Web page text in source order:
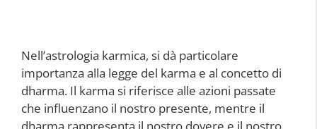
Nell’astrologia karmica, si dà particolare
importanza alla legge del karma e al concetto di
dharma. Il karma si riferisce alle azioni passate
che influenzano il nostro presente, mentre il
dharma rappresenta il nostro dovere e il nostro